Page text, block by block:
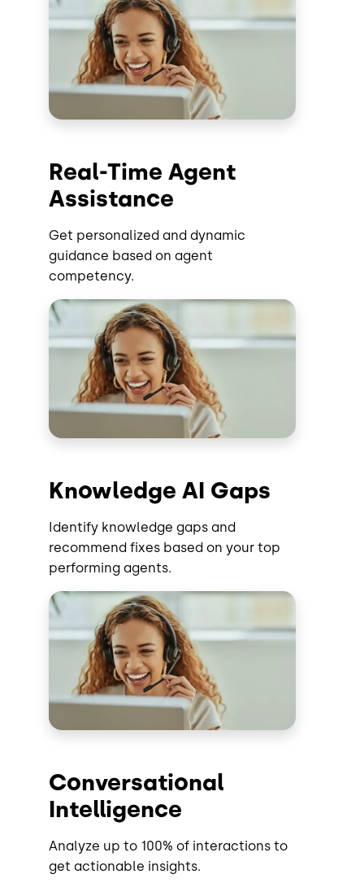
Real-Time Agent
Assistance
Get personalized and dynamic
guidance based on agent
competency.
Imagen
Knowledge AI Gaps
Identify knowledge gaps and
recommend fixes based on your top
performing agents.
Imagen
Conversational
Intelligence
Analyze up to 100% of interactions to
get actionable insights.